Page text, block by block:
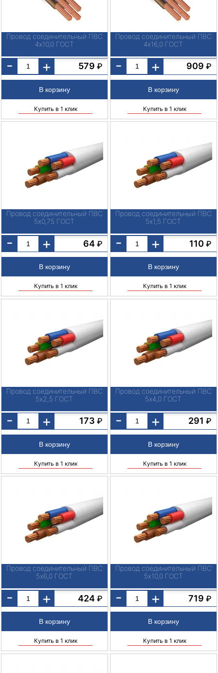
Провод соединительный ПВС
4х10,0 ГОСТ
- + 579 ₽
Купить в 1 клик
Провод соединительный ПВС
4х16,0 ГОСТ
- + 909 ₽
Купить в 1 клик
Провод соединительный ПВС
5х0,75 ГОСТ
- + 64 ₽
Купить в 1 клик
Провод соединительный ПВС
5х1,5 ГОСТ
- + 110 ₽
Купить в 1 клик
Провод соединительный ПВС
5х2,5 ГОСТ
- + 173 ₽
Купить в 1 клик
Провод соединительный ПВС
5х4,0 ГОСТ
- + 291 ₽
Купить в 1 клик
Провод соединительный ПВС
5х6,0 ГОСТ
- + 424 ₽
Купить в 1 клик
Провод соединительный ПВС
5х10,0 ГОСТ
- + 719 ₽
Купить в 1 клик